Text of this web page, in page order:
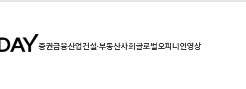
증권금융산업건설·부동산사회글로벌오피니언영상